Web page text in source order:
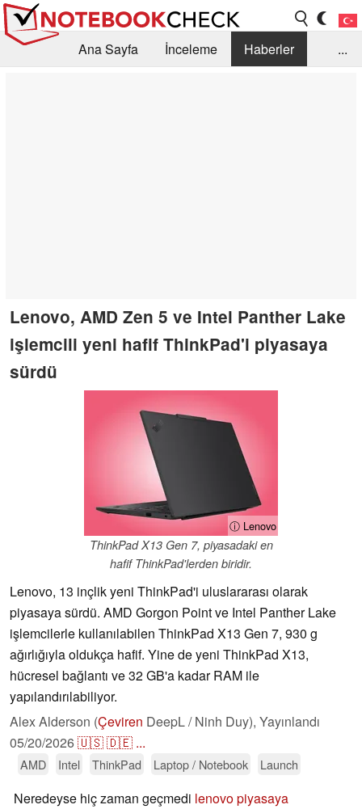
Ana Sayfa İnceleme
Haberler
...
Lenovo, AMD Zen 5 ve Intel Panther Lake
işlemcili yeni hafif ThinkPad'i piyasaya
sürdü
ⓘ Lenovo
ThinkPad X13 Gen 7, piyasadaki en
hafif ThinkPad'lerden biridir.
Lenovo, 13 inçlik yeni ThinkPad'i uluslararası olarak
piyasaya sürdü. AMD Gorgon Point ve Intel Panther Lake
işlemcilerle kullanılabilen ThinkPad X13 Gen 7, 930 g
ağırlığıyla oldukça hafif. Yine de yeni ThinkPad X13,
hücresel bağlantı ve 32 GB'a kadar RAM ile
yapılandırılabiliyor.
Alex Alderson (Çeviren DeepL / Ninh Duy), Yayınlandı
05/20/2026🇺🇸🇩🇪 ...
AMD Intel ThinkPad Laptop / Notebook Launch
Neredeyse hiç zaman geçmedi lenovo piyasaya